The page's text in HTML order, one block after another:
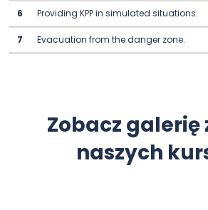
6 Providing KPP in simulated situations.
7 Evacuation from the danger zone.
Zobacz galerię
naszych